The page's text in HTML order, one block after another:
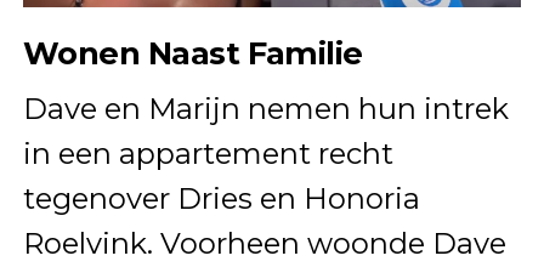
Wonen Naast Familie
Dave en Marijn nemen hun intrek
in een appartement recht
tegenover Dries en Honoria
Roelvink. Voorheen woonde Dave